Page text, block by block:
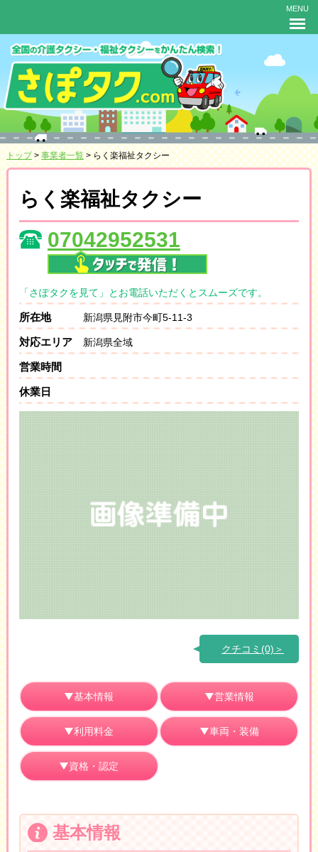
MENU
トップ>事業者一覧> らく楽福祉タクシー
らく楽福祉タクシー
07042952531
「さぽタクを見て」とお電話いただくとスムーズです。
所在地 新潟県見附市今町5-11-3
対応エリア 新潟県全域
営業時間
休業日
クチコミ(0)＞
基本情報 営業情報
利用料金 車両・装備
資格・認定
基本情報